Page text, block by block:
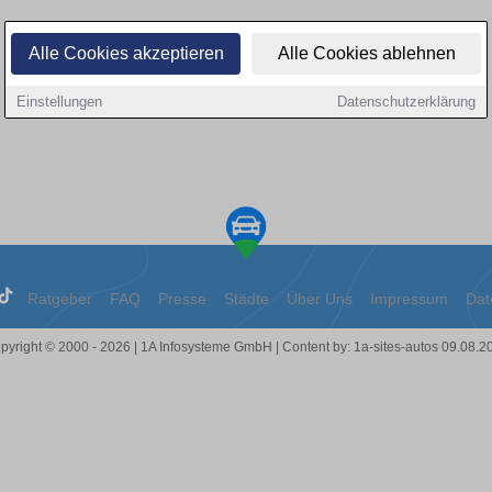
Alle Cookies akzeptieren Alle Cookies ablehnen
Einstellungen Datenschutzerklärung
Ratgeber FAQ Presse Städte Über Uns Impressum
© 2000 - 2026 | 1A Infosysteme GmbH | Content by: 1a-sites-autos